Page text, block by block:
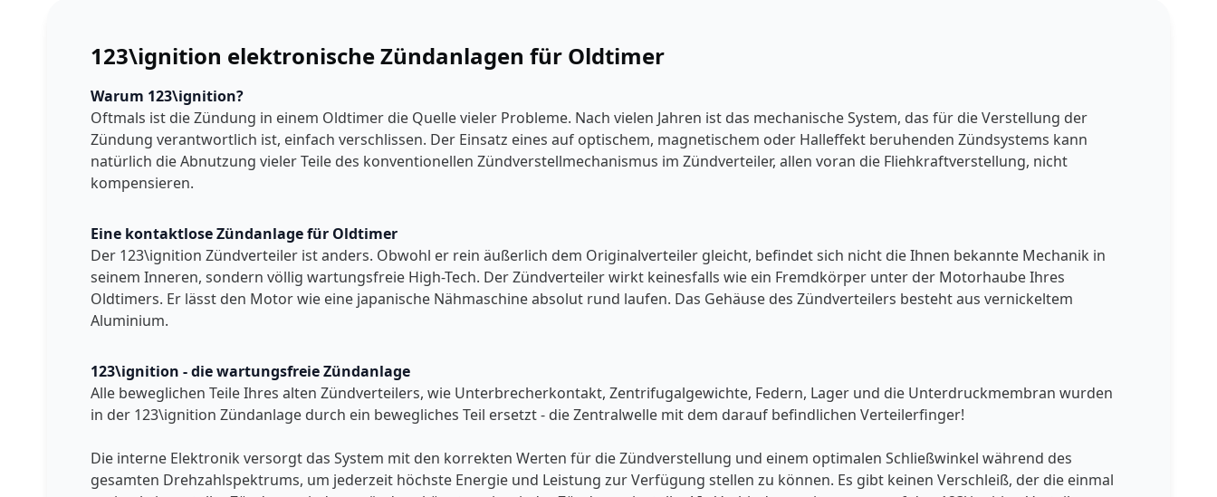
123\ignition elektronische Zündanlagen für Oldtimer
Warum 123\ignition?
Oftmals ist die Zündung in einem Oldtimer die Quelle vieler Probleme. Nach vielen Jahren ist das mechanische System, das für die Verstellung der
Zündung verantwortlich ist, einfach verschlissen. Der Einsatz eines auf optischem, magnetischem oder Halleffekt beruhenden Zündsystems kann
natürlich die Abnutzung vieler Teile des konventionellen Zündverstellmechanismus im Zündverteiler, allen voran die Fliehkraftverstellung, nicht
kompensieren.
Eine kontaktlose Zündanlage für Oldtimer
Der 123\ignition Zündverteiler ist anders. Obwohl er rein äußerlich dem Originalverteiler gleicht, befindet sich nicht die Ihnen bekannte Mechanik in
seinem Inneren, sondern völlig wartungsfreie High-Tech. Der Zündverteiler wirkt keinesfalls wie ein Fremdkörper unter der Motorhaube Ihres
Oldtimers. Er lässt den Motor wie eine japanische Nähmaschine absolut rund laufen. Das Gehäuse des Zündverteilers besteht aus vernickeltem
Aluminium.
123\ignition - die wartungsfreie Zündanlage
Alle beweglichen Teile Ihres alten Zündverteilers, wie Unterbrecherkontakt, Zentrifugalgewichte, Federn, Lager und die Unterdruckmembran wurden
in der 123\ignition Zündanlage durch ein bewegliches Teil ersetzt - die Zentralwelle mit dem darauf befindlichen Verteilerfinger!
Die interne Elektronik versorgt das System mit den korrekten Werten für die Zündverstellung und einem optimalen Schließwinkel während des
gesamten Drehzahlspektrums, um jederzeit höchste Energie und Leistung zur Verfügung stellen zu können. Es gibt keinen Verschleiß, der die einmal